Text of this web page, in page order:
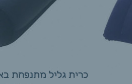
כרית גליל מתנפחת באורך